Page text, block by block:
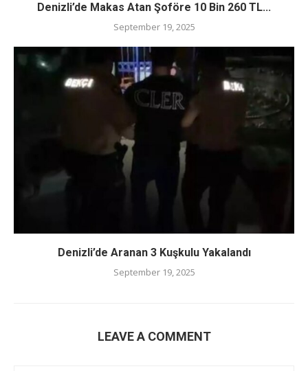
Denizli’de Makas Atan Şoföre 10 Bin 260 TL...
September 19, 2025
Denizli’de Aranan 3 Kuşkulu Yakalandı
September 19, 2025
LEAVE A COMMENT